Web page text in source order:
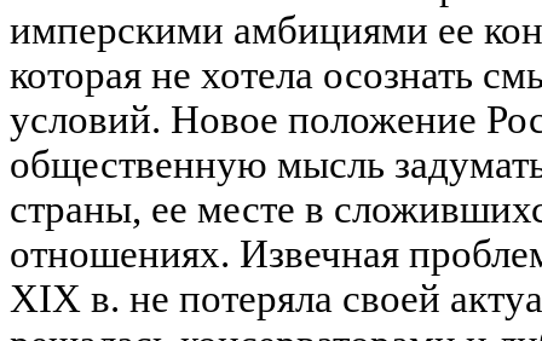
имперскими амбициями ее
которая не хотела осознать
условий. Новое положение
общественную мысль
страны, ее месте в
отношениях. Извечная
XIX в. не потеряла своей